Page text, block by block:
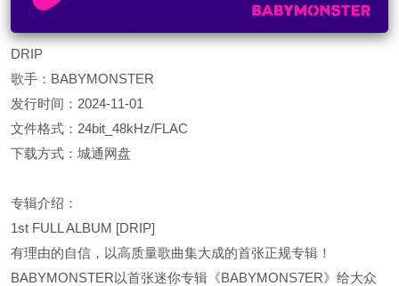
DRIP
歌手：BABYMONSTER
发行时间：2024-11-01
文件格式：24bit_48kHz/FLAC
下载方式：城通网盘
专辑介绍：
1st FULL ALBUM [DRIP]
有理由的自信，以高质量歌曲集大成的首张正规专辑！
BABYMONSTER以首张迷你专辑《BABYMONS7ER》给大众